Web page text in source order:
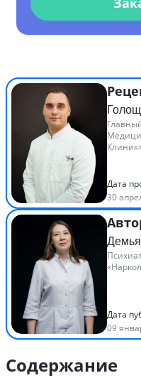
Дата
30
Дата
09
Содержание